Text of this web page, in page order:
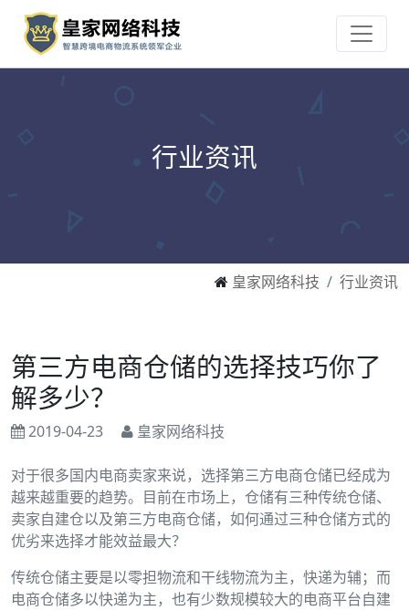
行业资讯
皇家网络科技 行业资讯
第三方电商仓储的选择技巧你了
解多少？
2019-04-23 皇家网络科技
对于很多国内电商卖家来说，选择第三方电商仓储已经成为
越来越重要的趋势。目前在市场上，仓储有三种传统仓储、
卖家自建仓以及第三方电商仓储，如何通过三种仓储方式的
优劣来选择才能效益最大？
传统仓储主要是以零担物流和干线物流为主，快递为辅；而
电商仓储多以快递为主，也有少数规模较大的电商平台自建